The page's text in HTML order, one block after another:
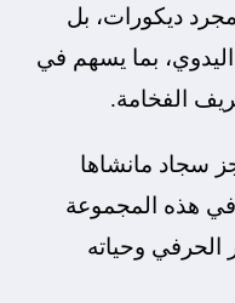
ديكورات، بل
بما يسهم في
الفخامة.
سجاد مانشاها
هذه المجموعة
وحياته